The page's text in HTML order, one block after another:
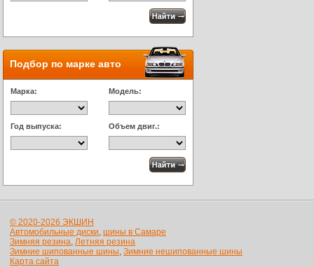
Подбор по марке авто
Марка: Модель:
Год выпуска: Объем двиг.:
© 2020-2026 ЭКШИН
Автомобильные диски, шины в Самаре
Зимняя резина, Летняя резина
Зимние шипованные шины, Зимние нешипованные шины
Карта сайта